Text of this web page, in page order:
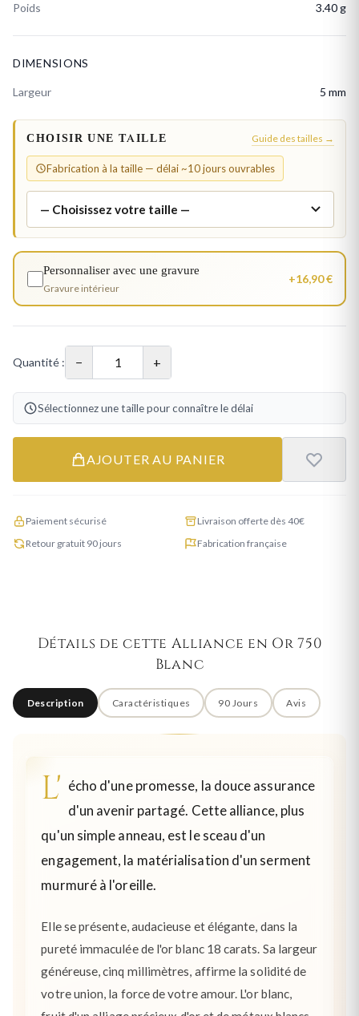
Poids
3.40 g
DIMENSIONS
Largeur 5 mm
CHOISIR UNE TAILLE Guide des tailles →
Fabrication à la taille — délai ~10 jours ouvrables
Personnaliser avec une gravure
Gravure intérieur
+16,90 €
Quantité : − +
Sélectionnez une taille pour connaître le délai
AJOUTER AU PANIER
Paiement sécurisé
Livraison offerte dès 40€
Retour gratuit 90 jours
Fabrication française
Détails de cette Alliance en Or 750
Blanc
Description Caractéristiques 90 Jours Avis
L' écho d'une promesse, la douce assurance
d'un avenir partagé. Cette alliance, plus
qu'un simple anneau, est le sceau d'un
engagement, la matérialisation d'un serment
murmuré à l'oreille.
Elle se présente, audacieuse et élégante, dans la
pureté immaculée de l'or blanc 18 carats. Sa largeur
généreuse, cinq millimètres, affirme la solidité de
votre union, la force de votre amour. L'or blanc,